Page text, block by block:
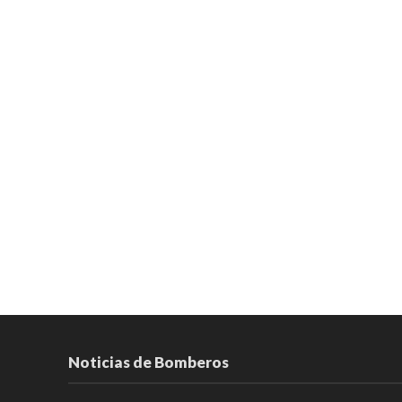
Noticias de Bomberos